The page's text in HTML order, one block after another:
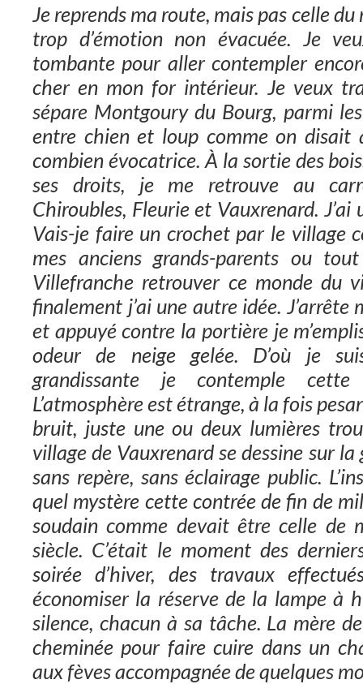
Je reprends ma route, mais pas celle
trop d’émotion non évacuée. Je
tombante pour aller contempler
cher en mon for intérieur. Je veux
sépare Montgoury du Bourg, parmi
entre chien et loup comme on disait
combien évocatrice. À la sortie des
ses droits, je me retrouve au
Chiroubles, Fleurie et Vauxrenard.
Vais-je faire un crochet par le village
mes anciens grands-parents ou
Villefranche retrouver ce monde du
finalement j’ai une autre idée. J’arrête
et appuyé contre la portière je
odeur de neige gelée. D’où je
grandissante je contemple cette
L’atmosphère est étrange, à la fois
bruit, juste une ou deux lumières
village de Vauxrenard se dessine sur
sans repère, sans éclairage public.
quel mystère cette contrée de fin de
soudain comme devait être celle de
siècle. C’était le moment des
soirée d’hiver, des travaux
économiser la réserve de la lampe à
silence, chacun à sa tâche. La mère
cheminée pour faire cuire dans un
aux fèves accompagnée de quelques